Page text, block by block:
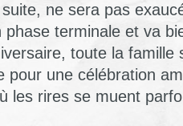
ne sera pas
phase terminale et va
toute la
pour une célébration
les rires se muent